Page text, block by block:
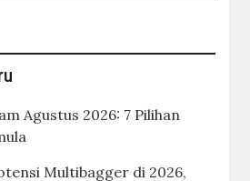
Agustus 2026: 7 Pilihan
Multibagger di 2026,